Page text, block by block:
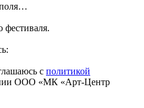
поля…
фестиваля.
с политикой
ООО «МК «Арт-Центр